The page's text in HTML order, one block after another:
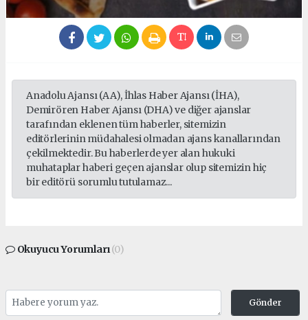
Anadolu Ajansı (AA), İhlas Haber Ajansı (İHA),
Demirören Haber Ajansı (DHA) ve diğer ajanslar
tarafından eklenen tüm haberler, sitemizin
editörlerinin müdahalesi olmadan ajans kanallarından
çekilmektedir. Bu haberlerde yer alan hukuki
muhataplar haberi geçen ajanslar olup sitemizin hiç
bir editörü sorumlu tutulamaz...
Okuyucu Yorumları(0)
Gönder